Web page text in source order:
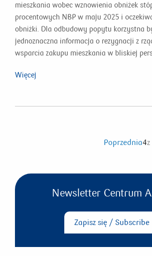
mieszkania wobec wznowienia obniżek
procentowych NBP w maju 2025 i
obniżki. Dla odbudowy popytu korzystna
jednoznaczna informacja o rezygnacji z
wsparcia zakupu mieszkania w bliskiej
Więcej
Poprzednia4z
Newsletter Centrum
Zapisz się / Subscribe